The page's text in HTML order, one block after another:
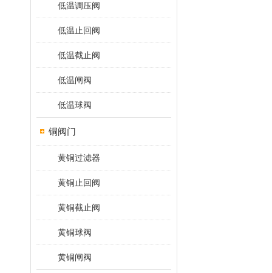
低温调压阀
低温止回阀
低温截止阀
低温闸阀
低温球阀
铜阀门
黄铜过滤器
黄铜止回阀
黄铜截止阀
黄铜球阀
黄铜闸阀